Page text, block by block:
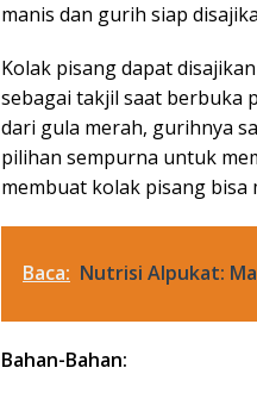
manis dan gurih siap
Kolak pisang dapat
sebagai takjil saat berbuka
dari gula merah, gurihnya
pilihan sempurna untuk
membuat kolak pisang bisa
Baca: Nutrisi Alpukat:
Bahan-Bahan: